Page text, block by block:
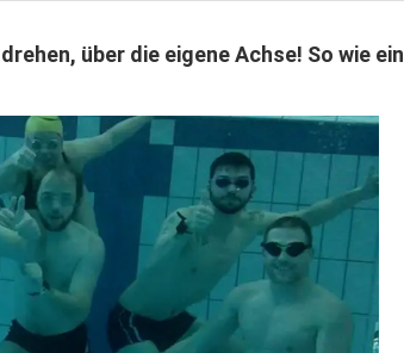
über die eigene Achse! So wie ein